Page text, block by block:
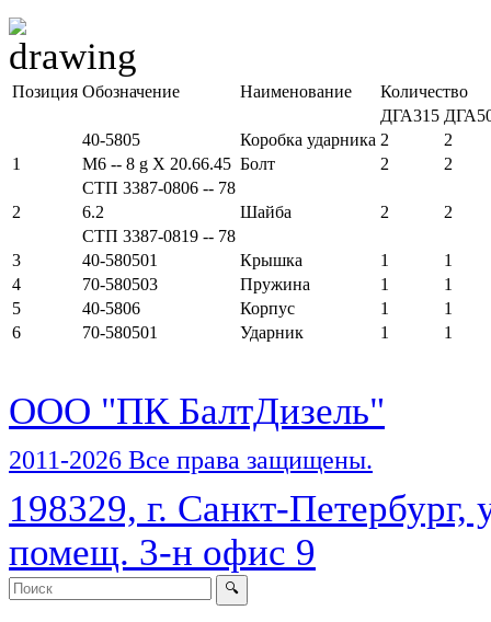
Позиция Обозначение Наименование
Количество
ДГА315
40-5805
Коробка ударника 2
2
1
М6 -- 8 g X 20.66.45 Болт 2
2
СТП 3387-0806 -- 78
2
6.2 Шайба 2
2
СТП 3387-0819 -- 78
3
40-580501 Крышка 1
1
4
70-580503 Пружина 1
1
5
40-5806 Корпус 1
1
6
70-580501 Ударник 1 1
ООО "ПК БалтДизель"
2011-2026 Все права защищены.
198329, г. Санкт-
помещ. 3-н офис 9